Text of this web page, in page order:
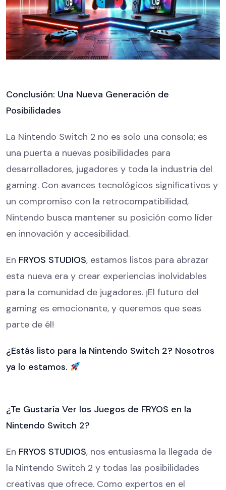
Conclusión: Una Nueva Generación de
Posibilidades
La Nintendo Switch 2 no es solo una consola; es
una puerta a nuevas posibilidades para
desarrolladores, jugadores y toda la industria del
gaming. Con avances tecnológicos significativos y
un compromiso con la retrocompatibilidad,
Nintendo busca mantener su posición como líder
en innovación y accesibilidad.
En FRYOS STUDIOS, estamos listos para abrazar
esta nueva era y crear experiencias inolvidables
para la comunidad de jugadores. ¡El futuro del
gaming es emocionante, y queremos que seas
parte de él!
¿Estás listo para la Nintendo Switch 2? Nosotros
ya lo estamos.
¿Te Gustaría Ver los Juegos de FRYOS en la
Nintendo Switch 2?
En FRYOS STUDIOS, nos entusiasma la llegada de
la Nintendo Switch 2 y todas las posibilidades
creativas que ofrece. Como expertos en el